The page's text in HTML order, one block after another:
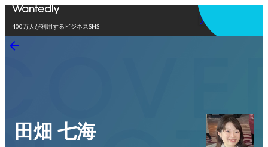
400万人が利用するビジネスSNS
アプリを使う
田畑 七海